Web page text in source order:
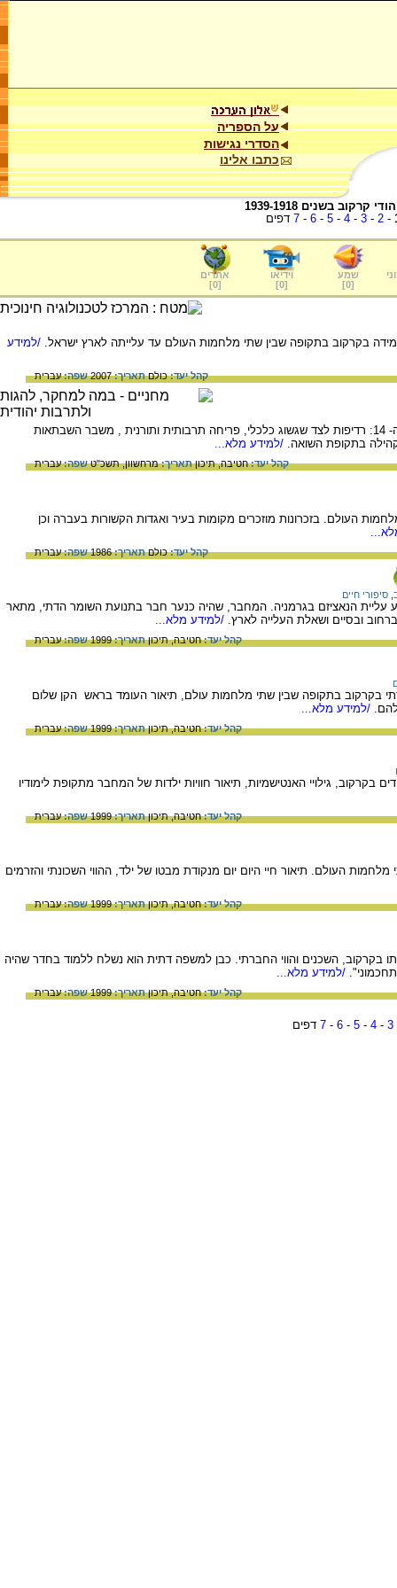
על הספריה
הסדרי נגישות
כתבו אלינו
קרקוב בשנים 1939-1918
-
2
-
3
-
4
-
5
-
6
-
7 דפים
שמע
[
0
]
וידיאו
[
0
]
אתרים
[
0
]
בקרקוב בתקופה שבין שתי מלחמות העולם עד עלייתה לארץ ישראל. /למידע
קהל יעד:כולםתאריך:2007 שפה:עברית
תולדות יהודי קרקוב מאז התיישבו בה במאה ה- 14: רדיפות לצד שגשוג כלכלי, פריחה תרבותית ותורנית , משבר השבתאות
בתקופת השואה. /למידע מלא...
קהל יעד:חטיבה,תיכוןתאריך:מרחשוון, תשכ"טשפה:עברית
העולם. בזכרונות מוזכרים מקומות בעיר ואגדות הקשורות בעברה וכן
קהל יעד:כולםתאריך:1986 שפה:עברית
סיפורי חיים
עליית הנאציזם בגרמניה. המחבר, שהיה כנער חבר בתנועת השומר הדתי, מתאר
ברחוב ובסיים ושאלת העלייה לארץ. /למידע מלא...
קהל יעד:חטיבה,תיכוןתאריך:1999 שפה:עברית
בקרקוב בתקופה שבין שתי מלחמות עולם, תיאור העומד בראש הקן שלום
/למידע מלא...
קהל יעד:חטיבה,תיכוןתאריך:1999 שפה:עברית
בקרקוב, גילויי האנטישמיות, תיאור חוויות ילדות של המחבר מתקופת לימודיו
קהל יעד:חטיבה,תיכוןתאריך:1999 שפה:עברית
מלחמות העולם. תיאור חיי היום יום מנקודת מבטו של ילד, ההווי השכונתי והזרמים
קהל יעד:חטיבה,תיכוןתאריך:1999 שפה:עברית
השכנים והווי החברתי. כבן למשפה דתית הוא נשלח ללמוד בחדר שהיה
/למידע מלא...
קהל יעד:חטיבה,תיכוןתאריך:1999 שפה:עברית
3
-
4
-
5
-
6
-
7 דפים